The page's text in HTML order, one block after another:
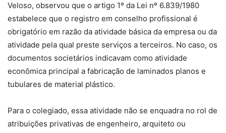
Veloso, observou que o artigo 1º da Lei nº 6.839/1980
estabelece que o registro em conselho profissional é
obrigatório em razão da atividade básica da empresa ou da
atividade pela qual preste serviços a terceiros. No caso, os
documentos societários indicavam como atividade
econômica principal a fabricação de laminados planos e
tubulares de material plástico.
Para o colegiado, essa atividade não se enquadra no rol de
atribuições privativas de engenheiro, arquiteto ou